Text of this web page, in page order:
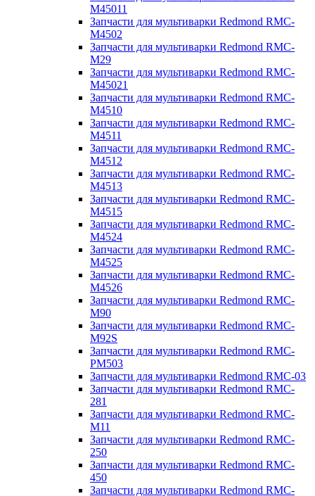
M45011
Запчасти для мультиварки Redmond RMC-
M4502
Запчасти для мультиварки Redmond RMC-
M29
Запчасти для мультиварки Redmond RMC-
M45021
Запчасти для мультиварки Redmond RMC-
M4510
Запчасти для мультиварки Redmond RMC-
M4511
Запчасти для мультиварки Redmond RMC-
M4512
Запчасти для мультиварки Redmond RMC-
M4513
Запчасти для мультиварки Redmond RMC-
M4515
Запчасти для мультиварки Redmond RMC-
M4524
Запчасти для мультиварки Redmond RMC-
M4525
Запчасти для мультиварки Redmond RMC-
M4526
Запчасти для мультиварки Redmond RMC-
M90
Запчасти для мультиварки Redmond RMC-
M92S
Запчасти для мультиварки Redmond RMC-
PM503
Запчасти для мультиварки Redmond RMC-03
Запчасти для мультиварки Redmond RMC-
281
Запчасти для мультиварки Redmond RMC-
M11
Запчасти для мультиварки Redmond RMC-
250
Запчасти для мультиварки Redmond RMC-
450
Запчасти для мультиварки Redmond RMC-